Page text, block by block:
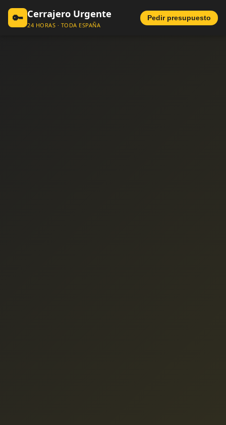
🔑 Cerrajero Urgente
24 HORAS · TODA ESPAÑA
Pedir presupuesto